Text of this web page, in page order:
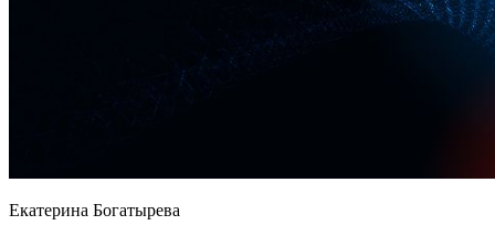
Екатерина Богатырева